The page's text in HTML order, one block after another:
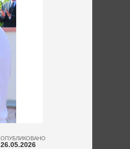
ОПУБЛИКОВАНО
26.05.2026